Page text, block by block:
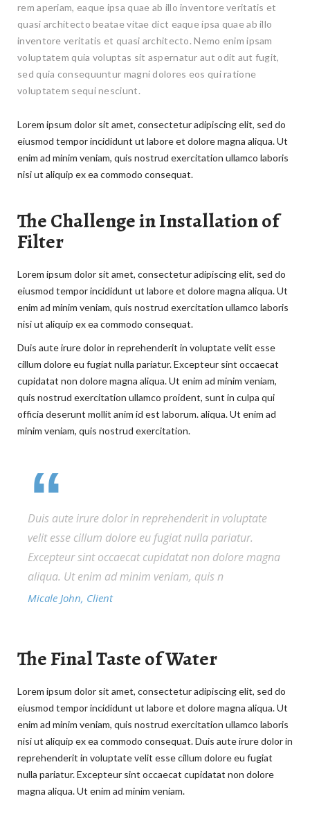
rem aperiam, eaque ipsa quae ab illo inventore veritatis et
quasi architecto beatae vitae dict eaque ipsa quae ab illo
inventore veritatis et quasi architecto. Nemo enim ipsam
voluptatem quia voluptas sit aspernatur aut odit aut fugit,
sed quia consequuntur magni dolores eos qui ratione
voluptatem sequi nesciunt.
Lorem ipsum dolor sit amet, consectetur adipiscing elit, sed do
eiusmod tempor incididunt ut labore et dolore magna aliqua. Ut
enim ad minim veniam, quis nostrud exercitation ullamco laboris
nisi ut aliquip ex ea commodo consequat.
The Challenge in Installation of
Filter
Lorem ipsum dolor sit amet, consectetur adipiscing elit, sed do
eiusmod tempor incididunt ut labore et dolore magna aliqua. Ut
enim ad minim veniam, quis nostrud exercitation ullamco laboris
nisi ut aliquip ex ea commodo consequat.
Duis aute irure dolor in reprehenderit in voluptate velit esse
cillum dolore eu fugiat nulla pariatur. Excepteur sint occaecat
cupidatat non dolore magna aliqua. Ut enim ad minim veniam,
quis nostrud exercitation ullamco proident, sunt in culpa qui
officia deserunt mollit anim id est laborum. aliqua. Ut enim ad
minim veniam, quis nostrud exercitation.
Duis aute irure dolor in reprehenderit in voluptate
velit esse cillum dolore eu fugiat nulla pariatur.
Excepteur sint occaecat cupidatat non dolore magna
aliqua. Ut enim ad minim veniam, quis n
Micale John, Client
The Final Taste of Water
Lorem ipsum dolor sit amet, consectetur adipiscing elit, sed do
eiusmod tempor incididunt ut labore et dolore magna aliqua. Ut
enim ad minim veniam, quis nostrud exercitation ullamco laboris
nisi ut aliquip ex ea commodo consequat. Duis aute irure dolor in
reprehenderit in voluptate velit esse cillum dolore eu fugiat
nulla pariatur. Excepteur sint occaecat cupidatat non dolore
magna aliqua. Ut enim ad minim veniam.